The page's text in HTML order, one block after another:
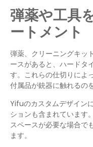
弾薬や工具
ートメント
弾薬、クリーニングキッ
ースがあると、ハードタ
す。これらの仕切りによ
付属品が銃器に触れるの
Yifuのカスタムデザイン
ションも含まれています
スペースが必要な場合で
ます。